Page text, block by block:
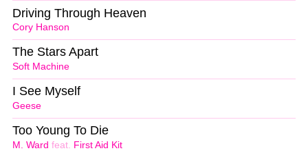
Cory Hanson
Driving Through Heaven
Soft Machine
The Stars Apart
Geese
I See Myself
M. Ward feat. First Aid Kit
Too Young To Die